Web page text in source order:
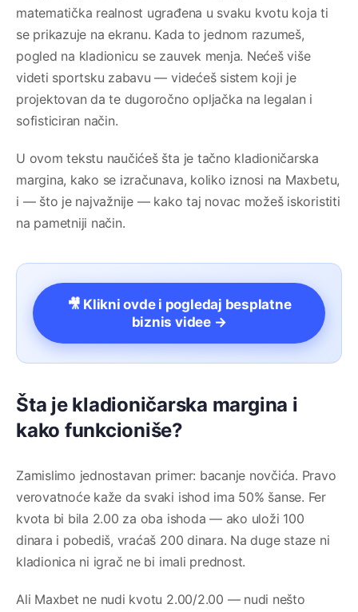
matematička realnost ugrađena u svaku kvotu koja ti
se prikazuje na ekranu. Kada to jednom razumeš,
pogled na kladionicu se zauvek menja. Nećeš više
videti sportsku zabavu — videćeš sistem koji je
projektovan da te dugoročno opljačka na legalan i
sofisticiran način.
U ovom tekstu naučićeš šta je tačno kladioničarska
margina, kako se izračunava, koliko iznosi na Maxbetu,
i — što je najvažnije — kako taj novac možeš iskoristiti
na pametniji način.
🎥 Klikni ovde i pogledaj besplatne
biznis videe →
Šta je kladioničarska margina i
kako funkcioniše?
Zamislimo jednostavan primer: bacanje novčića. Pravo
verovatnoće kaže da svaki ishod ima 50% šanse. Fer
kvota bi bila 2.00 za oba ishoda — ako uloži 100
dinara i pobediš, vraćaš 200 dinara. Na duge staze ni
kladionica ni igrač ne bi imali prednost.
Ali Maxbet ne nudi kvotu 2.00/2.00 — nudi nešto